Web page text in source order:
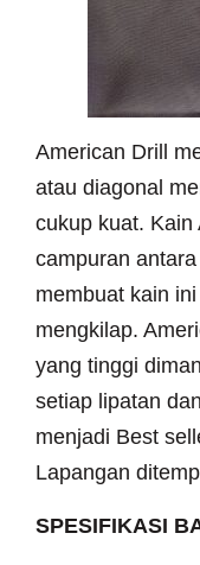
American Drill
atau diagonal
cukup kuat. Kain
campuran
membuat kain
mengkilap.
yang tinggi
setiap lipatan
menjadi Best
Lapangan
SPESIFIKASI